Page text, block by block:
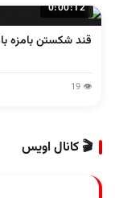
0:00:12
قند شکستن بامزه
👁️ 19
🎬 کانال اویس